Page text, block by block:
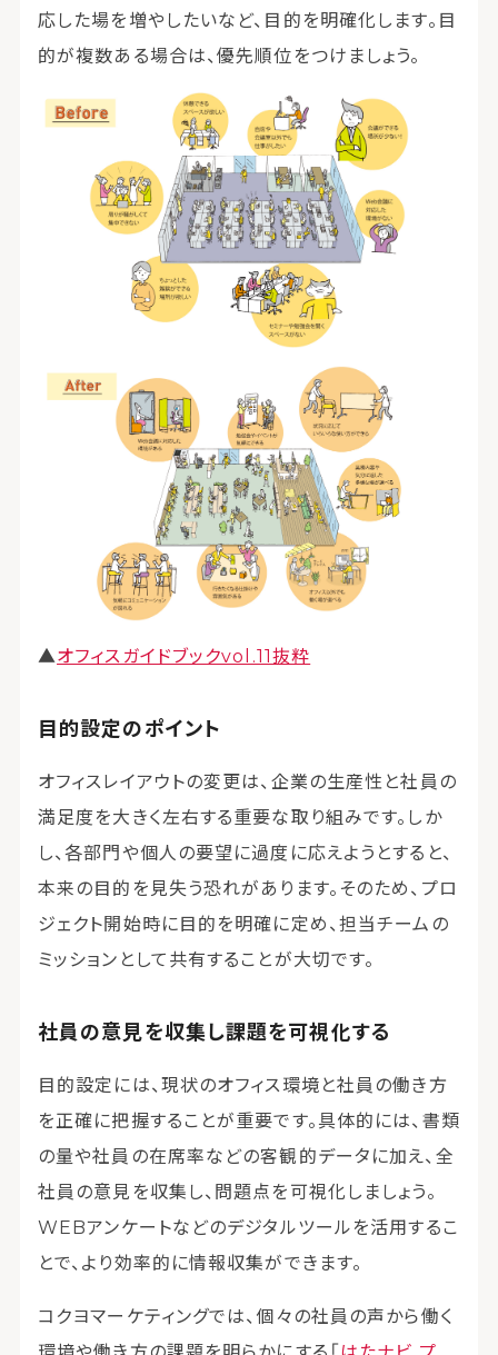
応した場を増やしたいなど、目的を明確化します。目
的が複数ある場合は、優先順位をつけましょう。
▲オフィスガイドブックvol.11抜粋
目的設定のポイント
オフィスレイアウトの変更は、企業の生産性と社員の
満足度を大きく左右する重要な取り組みです。しか
し、各部門や個人の要望に過度に応えようとすると、
本来の目的を見失う恐れがあります。そのため、プロ
ジェクト開始時に目的を明確に定め、担当チームの
ミッションとして共有することが大切です。
社員の意見を収集し課題を可視化する
目的設定には、現状のオフィス環境と社員の働き方
を正確に把握することが重要です。具体的には、書類
の量や社員の在席率などの客観的データに加え、全
社員の意見を収集し、問題点を可視化しましょう。
WEBアンケートなどのデジタルツールを活用するこ
とで、より効率的に情報収集ができます。
コクヨマーケティングでは、個々の社員の声から働く